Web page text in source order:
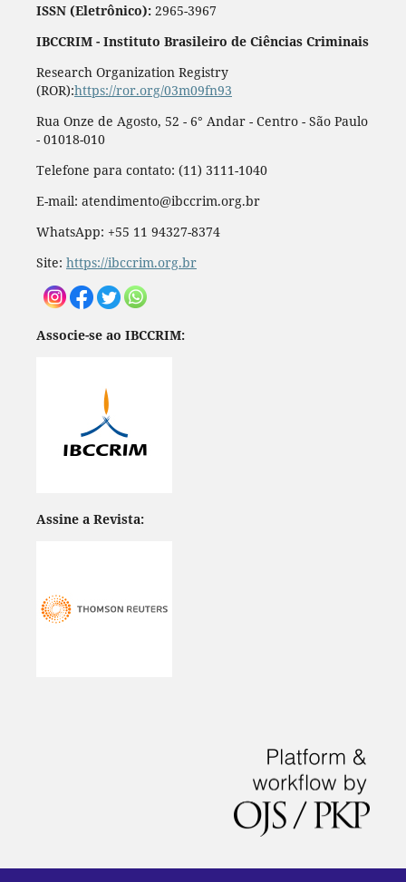
ISSN (Eletrônico): 2965-3967
IBCCRIM - Instituto Brasileiro de Ciências Criminais
Research Organization Registry
(ROR):https://ror.org/03m09fn93
Rua Onze de Agosto, 52 - 6° Andar - Centro - São Paulo
- 01018-010
Telefone para contato: (11) 3111-1040
E-mail: atendimento@ibccrim.org.br
WhatsApp: +55 11 94327-8374
Site: https://ibccrim.org.br
Associe-se ao IBCCRIM:
Assine a Revista: